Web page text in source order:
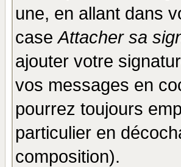
une, en allant dans
caseAttacher sa
ajouter votre
vos messages en
pourrez toujours
particulier en
composition).